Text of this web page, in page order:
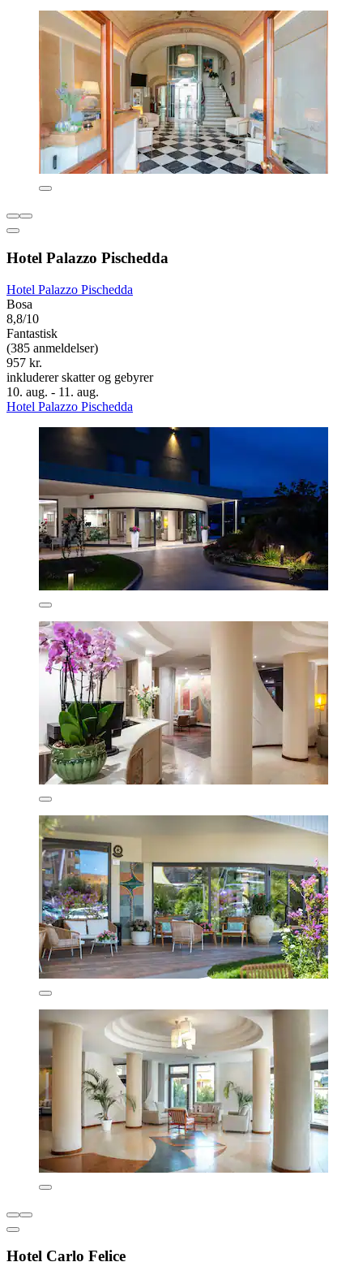
Hotel Palazzo Pischedda
Hotel Palazzo Pischedda
Bosa
8,8/10
Fantastisk
(385 anmeldelser)
957 kr.
inkluderer skatter og gebyrer
10. aug. - 11. aug.
Hotel Palazzo Pischedda
Hotel Carlo Felice